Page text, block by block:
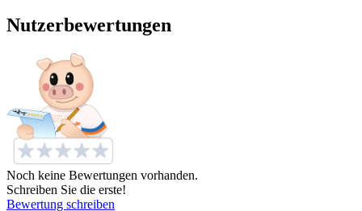
Nutzerbewertungen
Noch keine Bewertungen vorhanden.
Schreiben Sie die erste!
Bewertung schreiben